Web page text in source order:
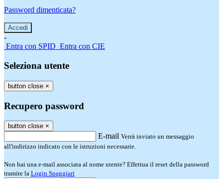
Password dimenticata?
-
Entra con SPID Entra con CIE
Seleziona utente
button close ×
Recupero password
button close ×
E-mail Verrà inviato un messaggio
all'indirizzo indicato con le istruzioni necessarie.
Non hai una e-mail associata al nome utente? Effettua il reset della password
tramite la Login Spaggiari